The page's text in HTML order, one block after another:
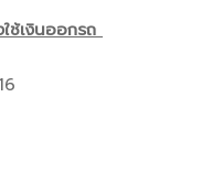
ช้เงินออกรถ